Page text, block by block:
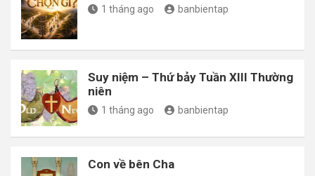
1 tháng ago banbientap
Suy niệm – Thứ bảy Tuần XIII Thường
niên
1 tháng ago banbientap
Con về bên Cha